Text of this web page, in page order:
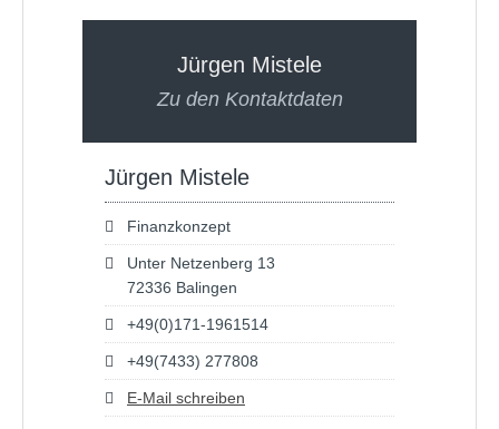
Jürgen Mistele
Zu den Kontaktdaten
Jürgen Mistele
Finanzkonzept
Unter Netzenberg 13
72336 Balingen
+49(0)171-1961514
+49(7433) 277808
E-Mail schreiben